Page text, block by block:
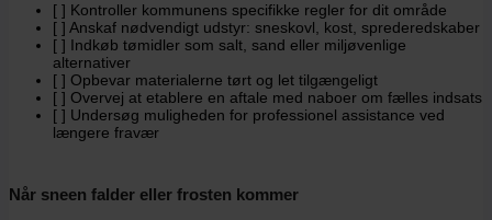
[ ] Kontroller kommunens specifikke regler for dit område
[ ] Anskaf nødvendigt udstyr: sneskovl, kost, sprederedskaber
[ ] Indkøb tømidler som salt, sand eller miljøvenlige
alternativer
[ ] Opbevar materialerne tørt og let tilgængeligt
[ ] Overvej at etablere en aftale med naboer om fælles indsats
[ ] Undersøg muligheden for professionel assistance ved
længere fravær
Når sneen falder eller frosten kommer